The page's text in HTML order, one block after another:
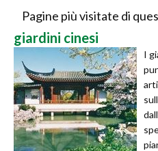
Pagine più visitate di
giardini cinesi
I